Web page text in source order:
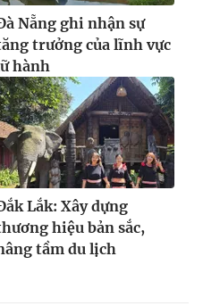
Nẵng ghi nhận sự
trưởng của lĩnh vực
hành
Lắk: Xây dựng
hiệu bản sắc,
tầm du lịch